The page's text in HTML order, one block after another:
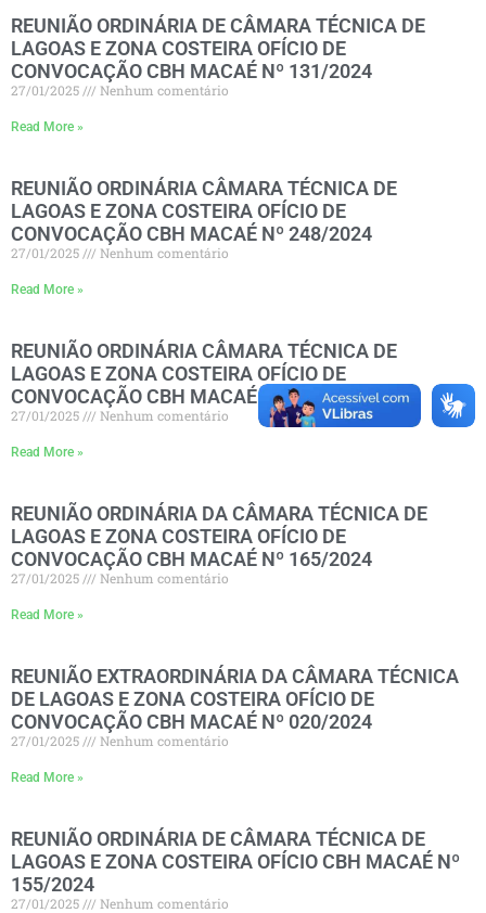
REUNIÃO ORDINÁRIA DE CÂMARA TÉCNICA DE
LAGOAS E ZONA COSTEIRA OFÍCIO DE
CONVOCAÇÃO CBH MACAÉ Nº 131/2024
27/01/2025 Nenhum comentário
Read More »
REUNIÃO ORDINÁRIA CÂMARA TÉCNICA DE
LAGOAS E ZONA COSTEIRA OFÍCIO DE
CONVOCAÇÃO CBH MACAÉ Nº 248/2024
27/01/2025 Nenhum comentário
Read More »
REUNIÃO ORDINÁRIA CÂMARA TÉCNICA DE
LAGOAS E ZONA COSTEIRA OFÍCIO DE
CONVOCAÇÃO CBH MACAÉ Nº 231/2024
27/01/2025 Nenhum comentário
Read More »
REUNIÃO ORDINÁRIA DA CÂMARA TÉCNICA DE
LAGOAS E ZONA COSTEIRA OFÍCIO DE
CONVOCAÇÃO CBH MACAÉ Nº 165/2024
27/01/2025 Nenhum comentário
Read More »
REUNIÃO EXTRAORDINÁRIA DA CÂMARA TÉCNICA
DE LAGOAS E ZONA COSTEIRA OFÍCIO DE
CONVOCAÇÃO CBH MACAÉ Nº 020/2024
27/01/2025 Nenhum comentário
Read More »
REUNIÃO ORDINÁRIA DE CÂMARA TÉCNICA DE
LAGOAS E ZONA COSTEIRA OFÍCIO CBH MACAÉ Nº
155/2024
27/01/2025 Nenhum comentário